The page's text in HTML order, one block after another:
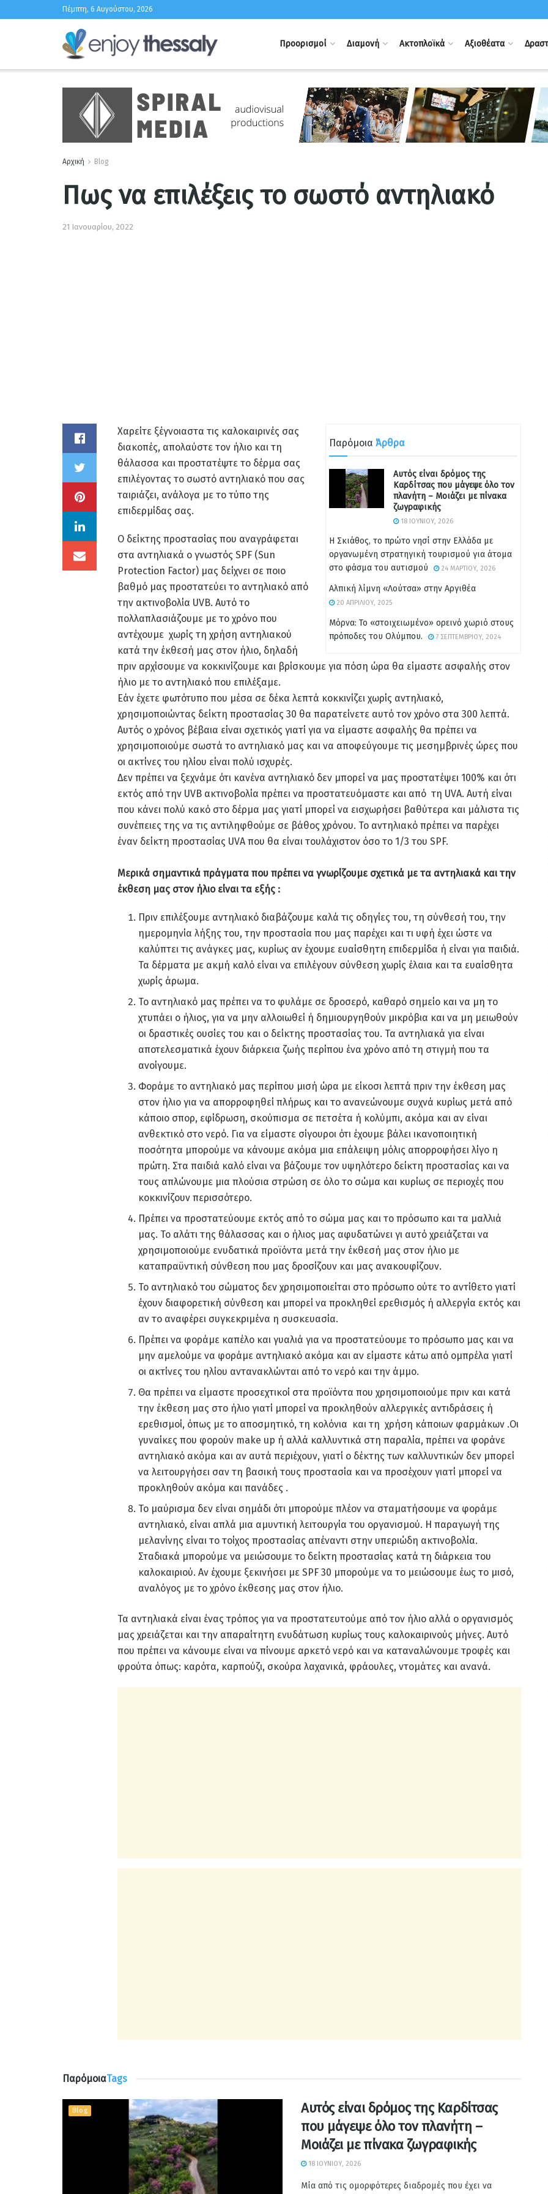
Πέμπτη, 6 Αυγούστου, 2026
Προορισμοί Διαμονή Ακτοπλοϊκά Αξιοθέατα
Αρχική Blog
Πως να επιλέξεις το σωστό αντηλιακό
21 Ιανουαρίου, 2022
Παρόμοια Άρθρα
Αυτός είναι δρόμος της
Καρδίτσας που μάγεψε όλο τον
πλανήτη – Μοιάζει με πίνακα
ζωγραφικής
18 ΙΟΥΝΊΟΥ, 2026
Η Σκιάθος, το πρώτο νησί στην Ελλάδα με
οργανωμένη στρατηγική τουρισμού για άτομα
στο φάσμα του αυτισμού
24 ΜΑΡΤΊΟΥ, 2026
Αλπική λίμνη «Λούτσα» στην Αργιθέα
20 ΑΠΡΙΛΊΟΥ, 2025
Μόρνα: Το «στοιχειωμένο» ορεινό χωριό στους
πρόποδες του Ολύμπου.
7 ΣΕΠΤΕΜΒΡΊΟΥ, 2024
Χαρείτε ξέγνοιαστα τις καλοκαιρινές σας
διακοπές, απολαύστε τον ήλιο και τη
θάλασσα και προστατέψτε το δέρμα σας
επιλέγοντας το σωστό αντηλιακό που σας
ταιριάζει, ανάλογα με το τύπο της
επιδερμίδας σας.
Ο δείκτης προστασίας που αναγράφεται
στα αντηλιακά ο γνωστός SPF (Sun
Protection Factor) μας δείχνει σε ποιο
βαθμό μας προστατεύει το αντηλιακό από
την ακτινοβολία UVB. Αυτό το
πολλαπλασιάζουμε με το χρόνο που
αντέχουμε χωρίς τη χρήση αντηλιακού
κατά την έκθεσή μας στον ήλιο, δηλαδή
πριν αρχίσουμε να κοκκινίζουμε και βρίσκουμε για πόση ώρα θα είμαστε ασφαλής στον
ήλιο με το αντηλιακό που επιλέξαμε.
Εάν έχετε φωτότυπο που μέσα σε δέκα λεπτά κοκκινίζει χωρίς αντηλιακό,
χρησιμοποιώντας δείκτη προστασίας 30 θα παρατείνετε αυτό τον χρόνο στα 300 λεπτά.
Αυτός ο χρόνος βέβαια είναι σχετικός γιατί για να είμαστε ασφαλής θα πρέπει να
χρησιμοποιούμε σωστά το αντηλιακό μας και να αποφεύγουμε τις μεσημβρινές ώρες που
οι ακτίνες του ηλίου είναι πολύ ισχυρές.
Δεν πρέπει να ξεχνάμε ότι κανένα αντηλιακό δεν μπορεί να μας προστατέψει 100% και ότι
εκτός από την UVB ακτινοβολία πρέπει να προστατευόμαστε και από τη UVA. Αυτή είναι
που κάνει πολύ κακό στο δέρμα μας γιατί μπορεί να εισχωρήσει βαθύτερα και μάλιστα τις
συνέπειες της να τις αντιληφθούμε σε βάθος χρόνου. Το αντηλιακό πρέπει να παρέχει
έναν δείκτη προστασίας UVA που θα είναι τουλάχιστον όσο το 1/3 του SPF.
Μερικά σημαντικά πράγματα που πρέπει να γνωρίζουμε σχετικά με τα αντηλιακά και την
έκθεση μας στον ήλιο είναι τα εξής :
Πριν επιλέξουμε αντηλιακό διαβάζουμε καλά τις οδηγίες του, τη σύνθεσή του, την
ημερομηνία λήξης του, την προστασία που μας παρέχει και τι υφή έχει ώστε να
καλύπτει τις ανάγκες μας, κυρίως αν έχουμε ευαίσθητη επιδερμίδα ή είναι για παιδιά.
Τα δέρματα με ακμή καλό είναι να επιλέγουν σύνθεση χωρίς έλαια και τα ευαίσθητα
χωρίς άρωμα.
Το αντηλιακό μας πρέπει να το φυλάμε σε δροσερό, καθαρό σημείο και να μη το
χτυπάει ο ήλιος, για να μην αλλοιωθεί ή δημιουργηθούν μικρόβια και να μη μειωθούν
οι δραστικές ουσίες του και ο δείκτης προστασίας του. Τα αντηλιακά για είναι
αποτελεσματικά έχουν διάρκεια ζωής περίπου ένα χρόνο από τη στιγμή που τα
ανοίγουμε.
Φοράμε το αντηλιακό μας περίπου μισή ώρα με είκοσι λεπτά πριν την έκθεση μας
στον ήλιο για να απορροφηθεί πλήρως και το ανανεώνουμε συχνά κυρίως μετά από
κάποιο σπορ, εφίδρωση, σκούπισμα σε πετσέτα ή κολύμπι, ακόμα και αν είναι
ανθεκτικό στο νερό. Για να είμαστε σίγουροι ότι έχουμε βάλει ικανοποιητική
ποσότητα μπορούμε να κάνουμε ακόμα μια επάλειψη μόλις απορροφήσει λίγο η
πρώτη. Στα παιδιά καλό είναι να βάζουμε τον υψηλότερο δείκτη προστασίας και να
τους απλώνουμε μια πλούσια στρώση σε όλο το σώμα και κυρίως σε περιοχές που
κοκκινίζουν περισσότερο.
Πρέπει να προστατεύουμε εκτός από το σώμα μας και το πρόσωπο και τα μαλλιά
μας. Το αλάτι της θάλασσας και ο ήλιος μας αφυδατώνει γι αυτό χρειάζεται να
χρησιμοποιούμε ενυδατικά προϊόντα μετά την έκθεσή μας στον ήλιο με
καταπραϋντική σύνθεση που μας δροσίζουν και μας ανακουφίζουν.
Το αντηλιακό του σώματος δεν χρησιμοποιείται στο πρόσωπο ούτε το αντίθετο γιατί
έχουν διαφορετική σύνθεση και μπορεί να προκληθεί ερεθισμός ή αλλεργία εκτός και
αν το αναφέρει συγκεκριμένα η συσκευασία.
Πρέπει να φοράμε καπέλο και γυαλιά για να προστατεύουμε το πρόσωπο μας και να
μην αμελούμε να φοράμε αντηλιακό ακόμα και αν είμαστε κάτω από ομπρέλα γιατί
οι ακτίνες του ηλίου αντανακλώνται από το νερό και την άμμο.
Θα πρέπει να είμαστε προσεχτικοί στα προϊόντα που χρησιμοποιούμε πριν και κατά
την έκθεση μας στο ήλιο γιατί μπορεί να προκληθούν αλλεργικές αντιδράσεις ή
ερεθισμοί, όπως με το αποσμητικό, τη κολόνια και τη χρήση κάποιων φαρμάκων .Οι
γυναίκες που φορούν make up ή αλλά καλλυντικά στη παραλία, πρέπει να φοράνε
αντηλιακό ακόμα και αν αυτά περιέχουν, γιατί ο δέκτης των καλλυντικών δεν μπορεί
να λειτουργήσει σαν τη βασική τους προστασία και να προσέχουν γιατί μπορεί να
προκληθούν ακόμα και πανάδες .
Το μαύρισμα δεν είναι σημάδι ότι μπορούμε πλέον να σταματήσουμε να φοράμε
αντηλιακό, είναι απλά μια αμυντική λειτουργία του οργανισμού. Η παραγωγή της
μελανίνης είναι το τοίχος προστασίας απέναντι στην υπεριώδη ακτινοβολία.
Σταδιακά μπορούμε να μειώσουμε το δείκτη προστασίας κατά τη διάρκεια του
καλοκαιριού. Αν έχουμε ξεκινήσει με SPF 30 μπορούμε να το μειώσουμε έως το μισό,
αναλόγος με το χρόνο έκθεσης μας στον ήλιο.
Τα αντηλιακά είναι ένας τρόπος για να προστατευτούμε από τον ήλιο αλλά ο οργανισμός
μας χρειάζεται και την απαραίτητη ενυδάτωση κυρίως τους καλοκαιρινούς μήνες. Αυτό
που πρέπει να κάνουμε είναι να πίνουμε αρκετό νερό και να καταναλώνουμε τροφές και
φρούτα όπως: καρότα, καρπούζι, σκούρα λαχανικά, φράουλες, ντομάτες και ανανά.
ΠαρόμοιαTags
Blog
Αυτός είναι δρόμος της Καρδίτσας
που μάγεψε όλο τον πλανήτη –
Μοιάζει με πίνακα ζωγραφικής
18 ΙΟΥΝΊΟΥ, 2026
Μία από τις ομορφότερες διαδρομές που έχει να